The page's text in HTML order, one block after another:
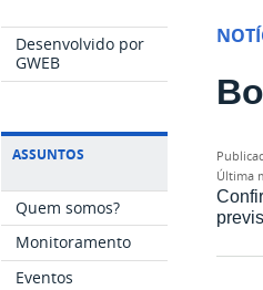
Desenvolvido por
GWEB
ASSUNTOS
Quem somos?
Monitoramento
Eventos
última